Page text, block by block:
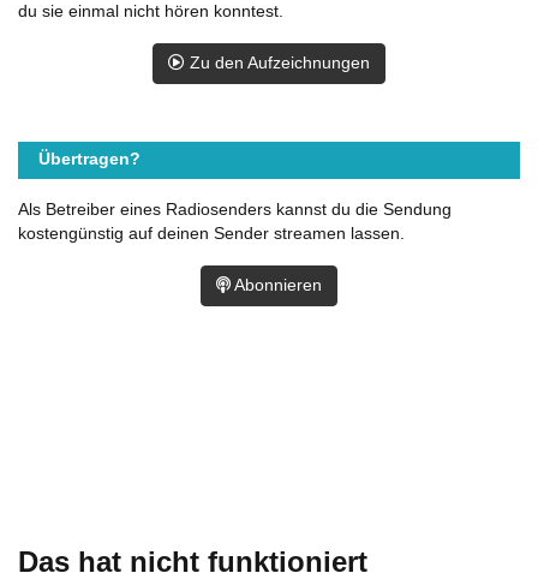
Das hat nicht funktioniert
du sie einmal nicht hören konntest.
Zu den Aufzeichnungen
Übertragen?
Als Betreiber eines Radiosenders kannst du die Sendung
kostengünstig auf deinen Sender streamen lassen.
Abonnieren